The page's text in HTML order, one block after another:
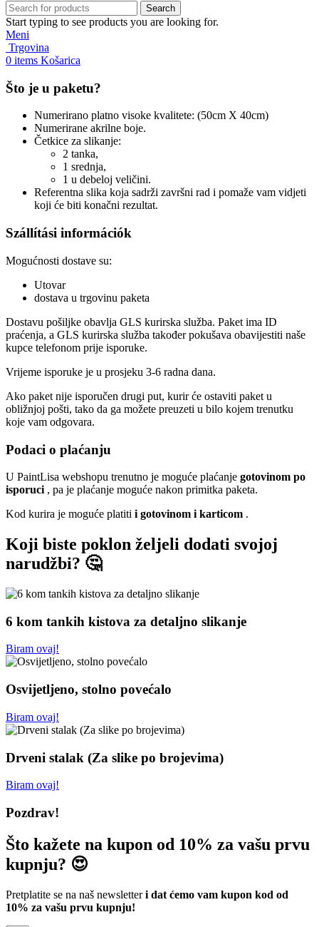
Search
Start typing to see products you are looking for.
Meni
Trgovina
0 items Košarica
Što je u paketu?
Numerirano platno visoke kvalitete: (50cm X 40cm)
Numerirane akrilne boje.
Četkice za slikanje:
2 tanka,
1 srednja,
1 u debeloj veličini.
Referentna slika koja sadrži završni rad i pomaže vam vidjeti
koji će biti konačni rezultat.
Szállítási információk
Mogućnosti dostave su:
Utovar
dostava u trgovinu paketa
Dostavu pošiljke obavlja GLS kurirska služba. Paket ima ID
praćenja, a GLS kurirska služba također pokušava obavijestiti naše
kupce telefonom prije isporuke.
Vrijeme isporuke je u prosjeku 3-6 radna dana.
Ako paket nije isporučen drugi put, kurir će ostaviti paket u
obližnjoj pošti, tako da ga možete preuzeti u bilo kojem trenutku
koje vam odgovara.
Podaci o plaćanju
U PaintLisa webshopu trenutno je moguće plaćanje gotovinom po
isporuci , pa je plaćanje moguće nakon primitka paketa.
Kod kurira je moguće platiti i gotovinom i karticom .
Koji biste poklon željeli dodati svojoj
narudžbi? 🤔
6 kom tankih kistova za detaljno slikanje
Biram ovaj!
Osvijetljeno, stolno povećalo
Biram ovaj!
Drveni stalak (Za slike po brojevima)
Biram ovaj!
Pozdrav!
Što kažete na kupon od 10% za vašu prvu
kupnju? 😍
Pretplatite se na naš newsletteri dat ćemo vam kupon kod od
10% za vašu prvu kupnju!